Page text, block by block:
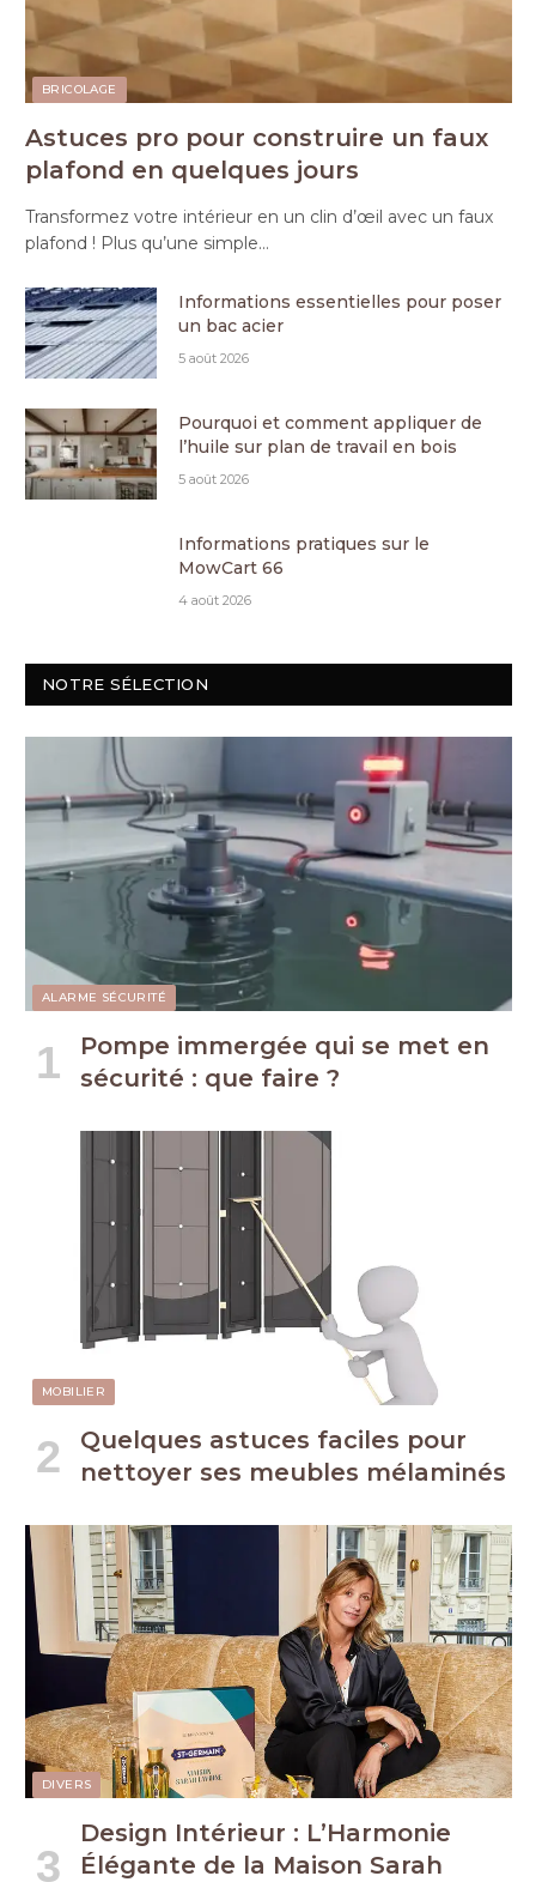
BRICOLAGE
Astuces pro pour construire un faux
plafond en quelques jours
Transformez votre intérieur en un clin d’œil avec un faux
plafond ! Plus qu’une simple…
Informations essentielles pour poser
un bac acier
5 août 2026
Pourquoi et comment appliquer de
l’huile sur plan de travail en bois
5 août 2026
Informations pratiques sur le
MowCart 66
4 août 2026
NOTRE SÉLECTION
ALARME SÉCURITÉ
Pompe immergée qui se met en
sécurité : que faire ?
MOBILIER
Quelques astuces faciles pour
nettoyer ses meubles mélaminés
DIVERS
Design Intérieur : L’Harmonie
Élégante de la Maison Sarah